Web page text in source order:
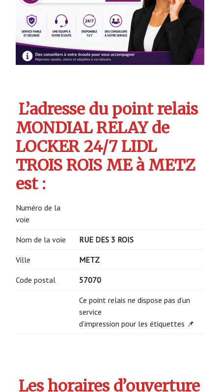
L’adresse du point relais
MONDIAL RELAY de
LOCKER 24/7 LIDL
TROIS ROIS ME à METZ
est :
Numéro de la
voie
Nom de la voie RUE DES 3 ROIS
Ville METZ
Code postal 57070
Ce point relais ne dispose pas d’un
service
d’impression pour les étiquettes 📌
Les horaires d’ouverture